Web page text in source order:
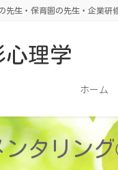
生・保育園の先生・企業研
心理学
ホーム
ンタリン